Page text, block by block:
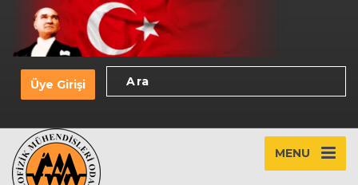
Üye Girişi
MENU